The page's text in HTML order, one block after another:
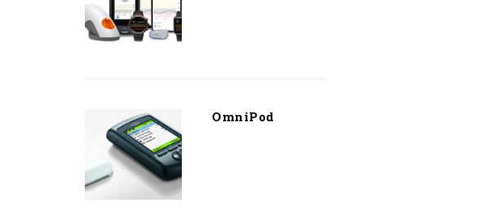
OmniPod